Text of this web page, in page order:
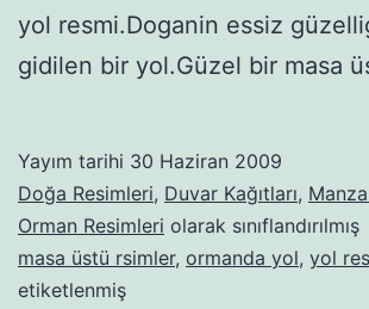
yol resmi.Doganin essiz
gidilen bir yol.Güzel bir masa
Yayım tarihi 30 Haziran 2009
Doğa Resimleri, Duvar Kağıtları,
Orman Resimleri olarak sınıflandırılmış
masa üstü rsimler, ormanda yol, yol
etiketlenmiş